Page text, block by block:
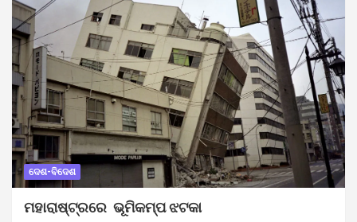
ଦେଶ-ବିଦେଶ
ମହାରାଷ୍ଟ୍ରରେ ଭୂମିକମ୍ପ ଝଟକା